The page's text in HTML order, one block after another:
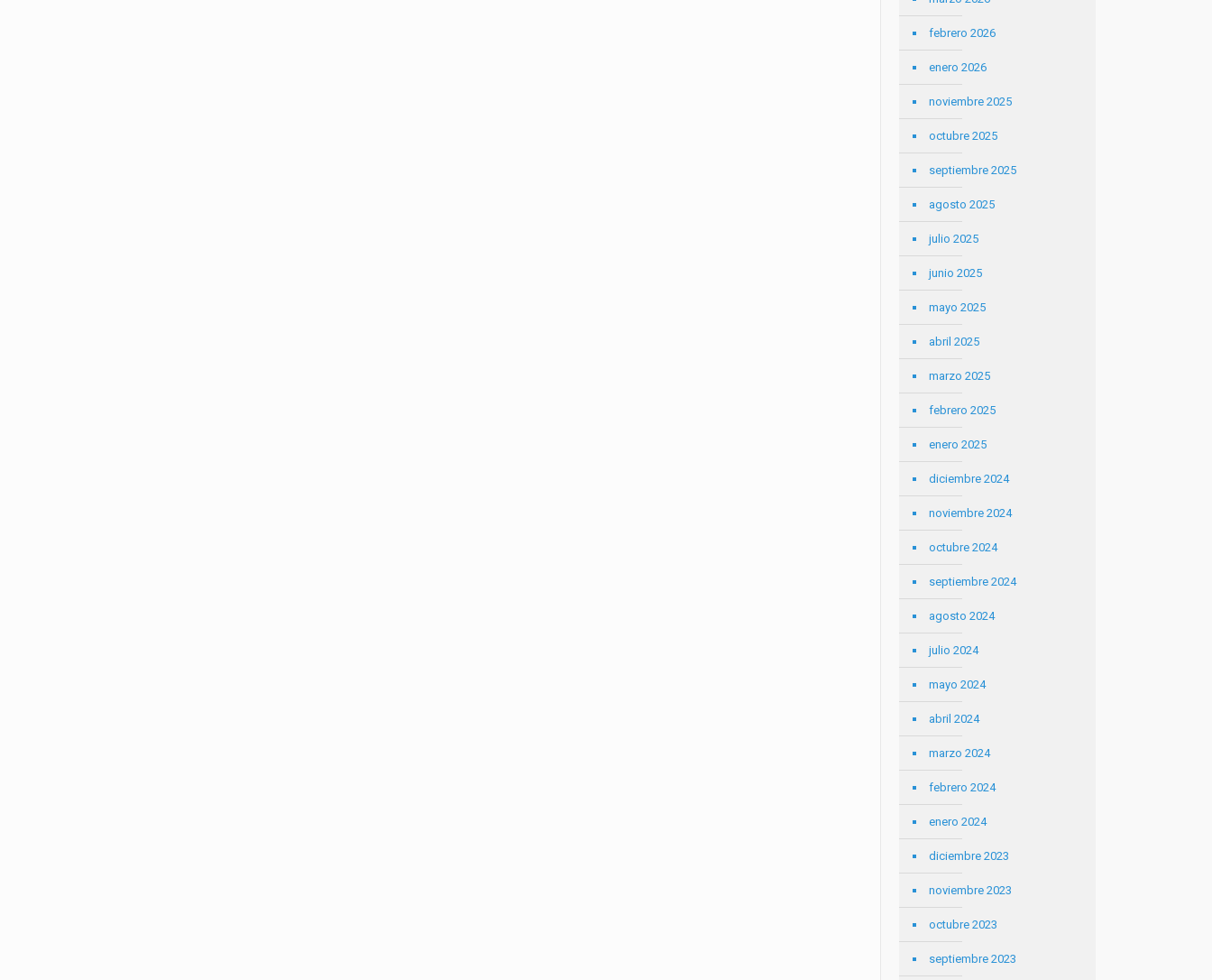
febrero 2026
enero 2026
noviembre 2025
octubre 2025
septiembre 2025
agosto 2025
julio 2025
junio 2025
mayo 2025
abril 2025
marzo 2025
febrero 2025
enero 2025
diciembre 2024
noviembre 2024
octubre 2024
septiembre 2024
agosto 2024
julio 2024
mayo 2024
abril 2024
marzo 2024
febrero 2024
enero 2024
diciembre 2023
noviembre 2023
octubre 2023
septiembre 2023